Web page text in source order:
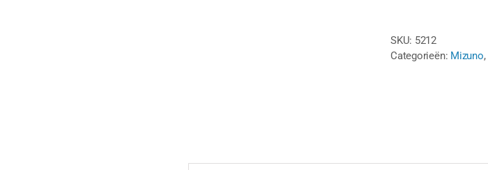
-
BLAUW
SKU: 5212
Categorieën: Mizuno,